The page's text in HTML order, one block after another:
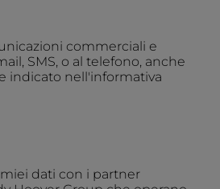
commerciali e
SMS, o al telefono, anche
indicato nell'informativa
dati con i partner